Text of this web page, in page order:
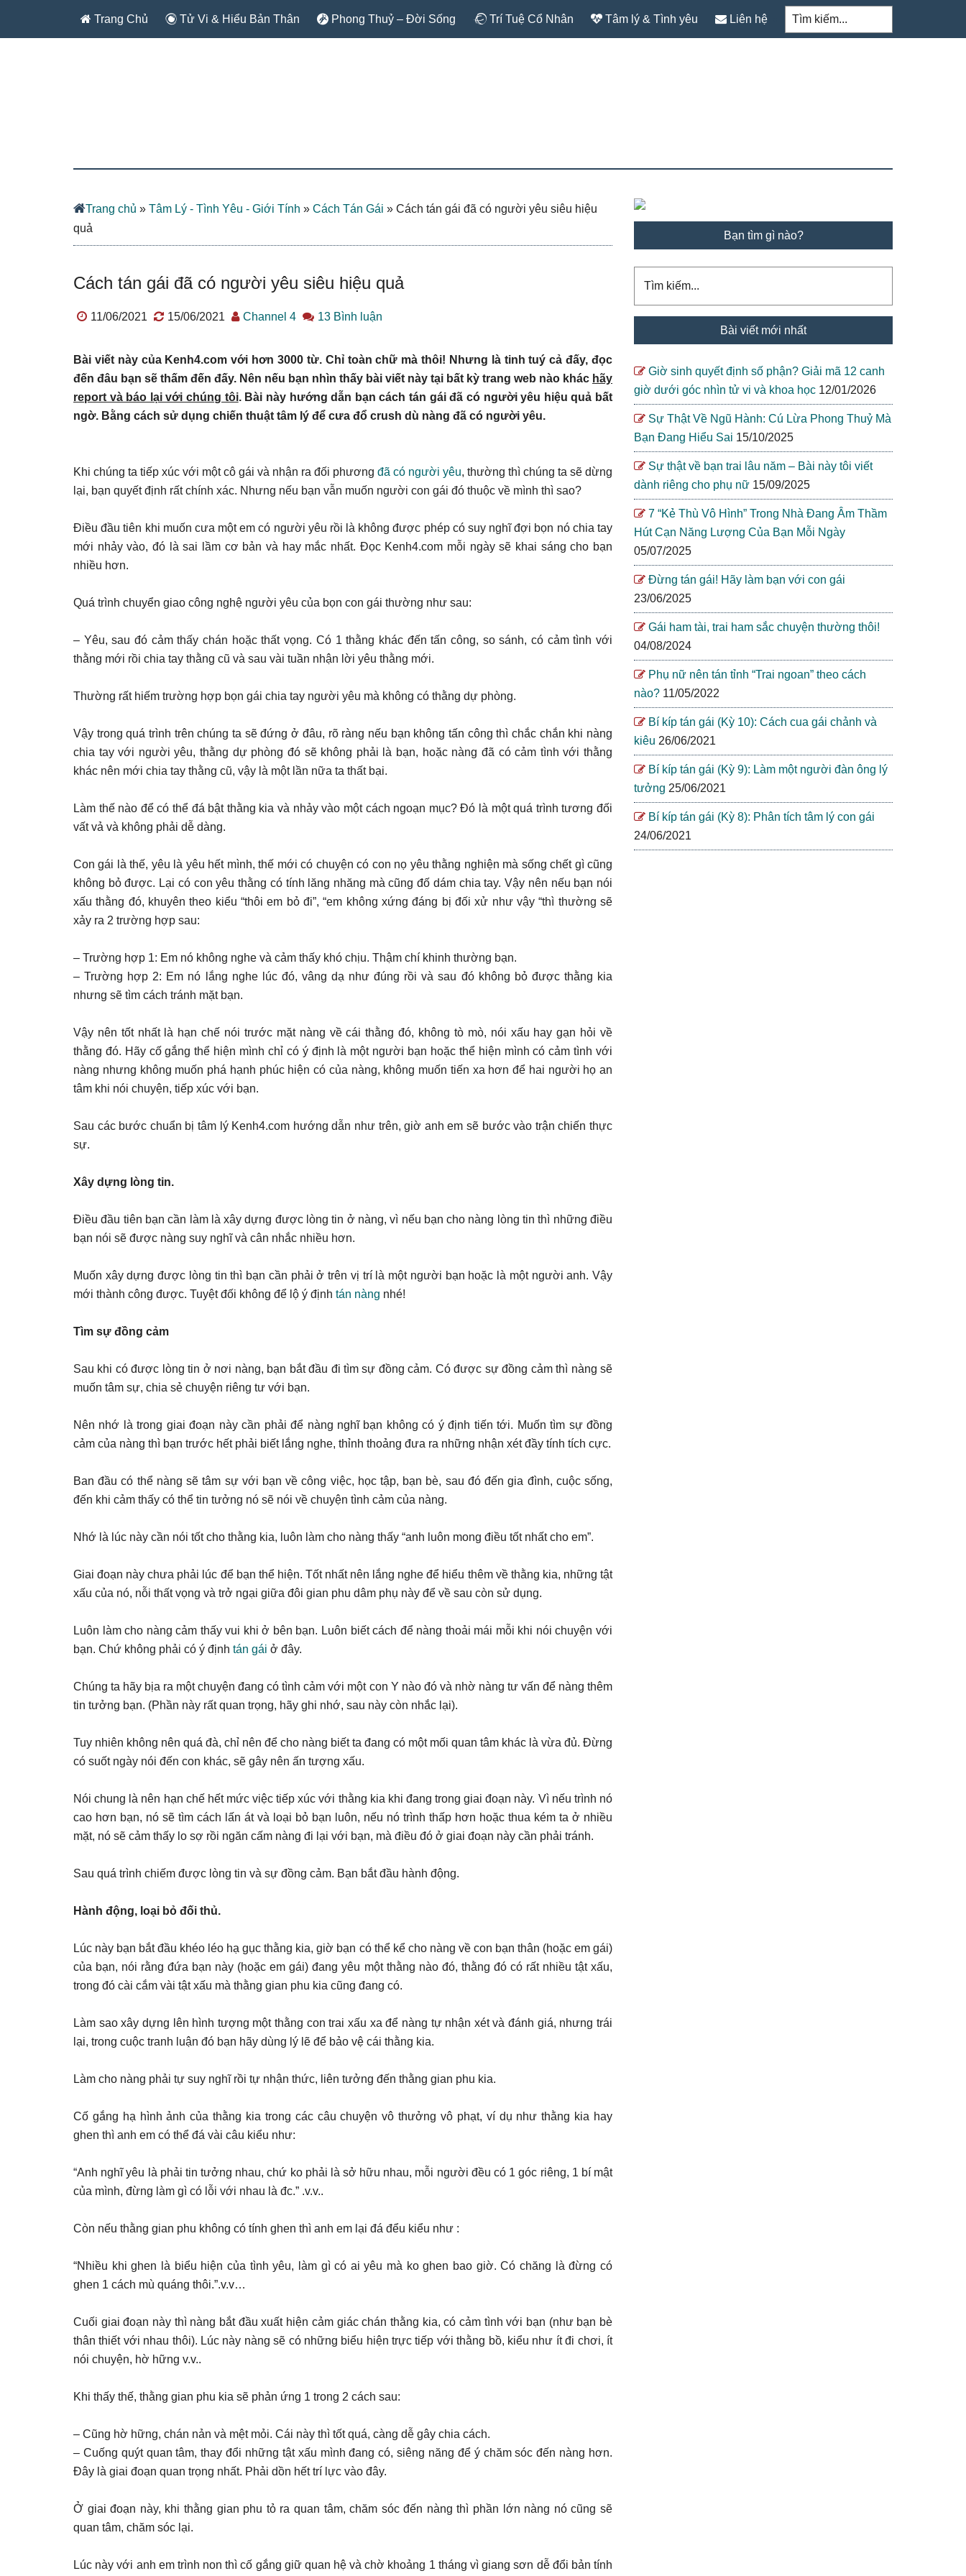
Trang Chủ Tử Vi & Hiểu Bản Thân Phong Thuỷ – Đời Sống Trí Tuệ Cổ Nhân Tâm lý & Tình yêu Liên hệ
Tìm
kiếm...
Trang chủ » Tâm Lý - Tình Yêu - Giới Tính » Cách Tán Gái » Cách tán gái đã có người yêu siêu hiệu
quả
Cách tán gái đã có người yêu siêu hiệu quả
11/06/2021 15/06/2021 Channel 4 13 Bình luận
Bài viết này của Kenh4.com với hơn 3000 từ. Chỉ toàn chữ mà thôi! Nhưng là tinh tuý cả đấy, đọc
đến đâu bạn sẽ thấm đến đấy. Nên nếu bạn nhìn thấy bài viết này tại bất kỳ trang web nào khác hãy
report và báo lại với chúng tôi. Bài này hướng dẫn bạn cách tán gái đã có người yêu hiệu quả bất
ngờ. Bằng cách sử dụng chiến thuật tâm lý để cưa đổ crush dù nàng đã có người yêu.
Khi chúng ta tiếp xúc với một cô gái và nhận ra đối phương đã có người yêu, thường thì chúng ta sẽ dừng
lại, bạn quyết định rất chính xác. Nhưng nếu bạn vẫn muốn người con gái đó thuộc về mình thì sao?
Điều đầu tiên khi muốn cưa một em có người yêu rồi là không được phép có suy nghĩ đợi bọn nó chia tay
mới nhảy vào, đó là sai lầm cơ bản và hay mắc nhất. Đọc Kenh4.com mỗi ngày sẽ khai sáng cho bạn
nhiều hơn.
Quá trình chuyển giao công nghệ người yêu của bọn con gái thường như sau:
– Yêu, sau đó cảm thấy chán hoặc thất vọng. Có 1 thằng khác đến tấn công, so sánh, có cảm tình với
thằng mới rồi chia tay thằng cũ và sau vài tuần nhận lời yêu thằng mới.
Thường rất hiếm trường hợp bọn gái chia tay người yêu mà không có thằng dự phòng.
Vậy trong quá trình trên chúng ta sẽ đứng ở đâu, rõ ràng nếu bạn không tấn công thì chắc chắn khi nàng
chia tay với người yêu, thằng dự phòng đó sẽ không phải là bạn, hoặc nàng đã có cảm tình với thằng
khác nên mới chia tay thằng cũ, vậy là một lần nữa ta thất bại.
Làm thế nào để có thể đá bật thằng kia và nhảy vào một cách ngoạn mục? Đó là một quá trình tương đối
vất vả và không phải dễ dàng.
Con gái là thế, yêu là yêu hết mình, thế mới có chuyện có con nọ yêu thằng nghiện mà sống chết gì cũng
không bỏ được. Lại có con yêu thằng có tính lăng nhăng mà cũng đố dám chia tay. Vậy nên nếu bạn nói
xấu thằng đó, khuyên theo kiểu “thôi em bỏ đi”, “em không xứng đáng bị đối xử như vậy “thì thường sẽ
xảy ra 2 trường hợp sau:
– Trường hợp 1: Em nó không nghe và cảm thấy khó chịu. Thậm chí khinh thường bạn.
– Trường hợp 2: Em nó lắng nghe lúc đó, vâng dạ như đúng rồi và sau đó không bỏ được thằng kia
nhưng sẽ tìm cách tránh mặt bạn.
Vậy nên tốt nhất là hạn chế nói trước mặt nàng về cái thằng đó, không tò mò, nói xấu hay gạn hỏi về
thằng đó. Hãy cố gắng thể hiện mình chỉ có ý định là một người bạn hoặc thể hiện mình có cảm tình với
nàng nhưng không muốn phá hạnh phúc hiện có của nàng, không muốn tiến xa hơn để hai người họ an
tâm khi nói chuyện, tiếp xúc với bạn.
Sau các bước chuẩn bị tâm lý Kenh4.com hướng dẫn như trên, giờ anh em sẽ bước vào trận chiến thực
sự.
Xây dựng lòng tin.
Điều đầu tiên bạn cần làm là xây dựng được lòng tin ở nàng, vì nếu bạn cho nàng lòng tin thì những điều
bạn nói sẽ được nàng suy nghĩ và cân nhắc nhiều hơn.
Muốn xây dựng được lòng tin thì bạn cần phải ở trên vị trí là một người bạn hoặc là một người anh. Vậy
mới thành công được. Tuyệt đối không để lộ ý định tán nàng nhé!
Tìm sự đồng cảm
Sau khi có được lòng tin ở nơi nàng, bạn bắt đầu đi tìm sự đồng cảm. Có được sự đồng cảm thì nàng sẽ
muốn tâm sự, chia sẻ chuyện riêng tư với bạn.
Nên nhớ là trong giai đoạn này cần phải để nàng nghĩ bạn không có ý định tiến tới. Muốn tìm sự đồng
cảm của nàng thì bạn trước hết phải biết lắng nghe, thỉnh thoảng đưa ra những nhận xét đầy tính tích cực.
Ban đầu có thể nàng sẽ tâm sự với bạn về công việc, học tập, bạn bè, sau đó đến gia đình, cuộc sống,
đến khi cảm thấy có thể tin tưởng nó sẽ nói về chuyện tình cảm của nàng.
Nhớ là lúc này cần nói tốt cho thằng kia, luôn làm cho nàng thấy “anh luôn mong điều tốt nhất cho em”.
Giai đoạn này chưa phải lúc để bạn thể hiện. Tốt nhất nên lắng nghe để hiểu thêm về thằng kia, những tật
xấu của nó, nỗi thất vọng và trở ngại giữa đôi gian phu dâm phụ này để về sau còn sử dụng.
Luôn làm cho nàng cảm thấy vui khi ở bên bạn. Luôn biết cách để nàng thoải mái mỗi khi nói chuyện với
bạn. Chứ không phải có ý định tán gái ở đây.
Chúng ta hãy bịa ra một chuyện đang có tình cảm với một con Y nào đó và nhờ nàng tư vấn để nàng thêm
tin tưởng bạn. (Phần này rất quan trọng, hãy ghi nhớ, sau này còn nhắc lại).
Tuy nhiên không nên quá đà, chỉ nên để cho nàng biết ta đang có một mối quan tâm khác là vừa đủ. Đừng
có suốt ngày nói đến con khác, sẽ gây nên ấn tượng xấu.
Nói chung là nên hạn chế hết mức việc tiếp xúc với thằng kia khi đang trong giai đoạn này. Vì nếu trình nó
cao hơn bạn, nó sẽ tìm cách lấn át và loại bỏ bạn luôn, nếu nó trình thấp hơn hoặc thua kém ta ở nhiều
mặt, nó sẽ cảm thấy lo sợ rồi ngăn cấm nàng đi lại với bạn, mà điều đó ở giai đoạn này cần phải tránh.
Sau quá trình chiếm được lòng tin và sự đồng cảm. Bạn bắt đầu hành động.
Hành động, loại bỏ đối thủ.
Lúc này bạn bắt đầu khéo léo hạ gục thằng kia, giờ bạn có thể kể cho nàng về con bạn thân (hoặc em gái)
của bạn, nói rằng đứa bạn này (hoặc em gái) đang yêu một thằng nào đó, thằng đó có rất nhiều tật xấu,
trong đó cài cắm vài tật xấu mà thằng gian phu kia cũng đang có.
Làm sao xây dựng lên hình tượng một thằng con trai xấu xa để nàng tự nhận xét và đánh giá, nhưng trái
lại, trong cuộc tranh luận đó bạn hãy dùng lý lẽ để bảo vệ cái thằng kia.
Làm cho nàng phải tự suy nghĩ rồi tự nhận thức, liên tưởng đến thằng gian phu kia.
Cố gắng hạ hình ảnh của thằng kia trong các câu chuyện vô thưởng vô phạt, ví dụ như thằng kia hay
ghen thì anh em có thể đá vài câu kiểu như:
“Anh nghĩ yêu là phải tin tưởng nhau, chứ ko phải là sở hữu nhau, mỗi người đều có 1 góc riêng, 1 bí mật
của mình, đừng làm gì có lỗi với nhau là đc.” .v.v..
Còn nếu thằng gian phu không có tính ghen thì anh em lại đá đểu kiểu như :
“Nhiều khi ghen là biểu hiện của tình yêu, làm gì có ai yêu mà ko ghen bao giờ. Có chăng là đừng có
ghen 1 cách mù quáng thôi.”.v.v…
Cuối giai đoạn này thì nàng bắt đầu xuất hiện cảm giác chán thằng kia, có cảm tình với bạn (như bạn bè
thân thiết với nhau thôi). Lúc này nàng sẽ có những biểu hiện trực tiếp với thằng bồ, kiểu như ít đi chơi, ít
nói chuyện, hờ hững v.v..
Khi thấy thế, thằng gian phu kia sẽ phản ứng 1 trong 2 cách sau:
– Cũng hờ hững, chán nản và mệt mỏi. Cái này thì tốt quá, càng dễ gây chia cách.
– Cuống quýt quan tâm, thay đổi những tật xấu mình đang có, siêng năng để ý chăm sóc đến nàng hơn.
Đây là giai đoạn quan trọng nhất. Phải dồn hết trí lực vào đây.
Ở giai đoạn này, khi thằng gian phu tỏ ra quan tâm, chăm sóc đến nàng thì phần lớn nàng nó cũng sẽ
quan tâm, chăm sóc lại.
Lúc này với anh em trình non thì cố gắng giữ quan hệ và chờ khoảng 1 tháng vì giang sơn dễ đổi bản tính
Primary
Sidebar
Bạn tìm gì nào?
kiếm...
Bài viết mới nhất
Giờ sinh quyết định số phận? Giải mã 12 canh
giờ dưới góc nhìn tử vi và khoa học 12/01/2026
Sự Thật Về Ngũ Hành: Cú Lừa Phong Thuỷ Mà
Bạn Đang Hiểu Sai 15/10/2025
Sự thật về bạn trai lâu năm – Bài này tôi viết
dành riêng cho phụ nữ 15/09/2025
7 “Kẻ Thù Vô Hình” Trong Nhà Đang Âm Thầm
Hút Cạn Năng Lượng Của Bạn Mỗi Ngày
05/07/2025
Đừng tán gái! Hãy làm bạn với con gái
23/06/2025
Gái ham tài, trai ham sắc chuyện thường thôi!
04/08/2024
Phụ nữ nên tán tỉnh “Trai ngoan” theo cách
nào? 11/05/2022
Bí kíp tán gái (Kỳ 10): Cách cua gái chảnh và
kiêu 26/06/2021
Bí kíp tán gái (Kỳ 9): Làm một người đàn ông lý
tưởng 25/06/2021
Bí kíp tán gái (Kỳ 8): Phân tích tâm lý con gái
24/06/2021